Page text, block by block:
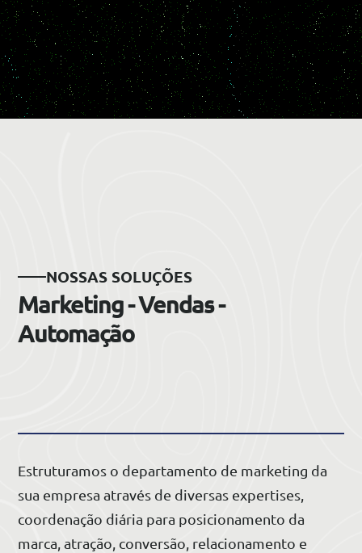
NOSSAS SOLUÇÕES
Marketing - Vendas -
Automação
Estruturamos o departamento de marketing da
sua empresa através de diversas expertises,
coordenação diária para posicionamento da
marca, atração, conversão, relacionamento e